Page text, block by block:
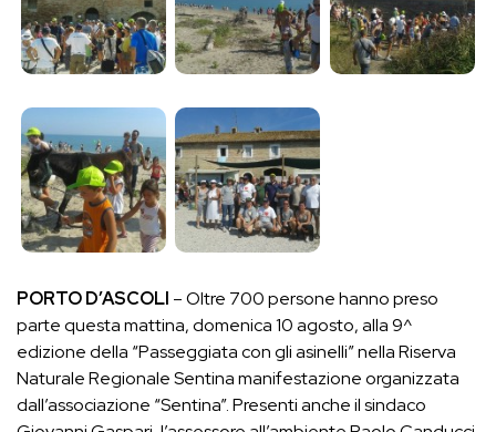
PORTO D’ASCOLI – Oltre 700 persone hanno preso
parte questa mattina, domenica 10 agosto, alla 9^
edizione della “Passeggiata con gli asinelli” nella Riserva
Naturale Regionale Sentina manifestazione organizzata
dall’associazione “Sentina”. Presenti anche il sindaco